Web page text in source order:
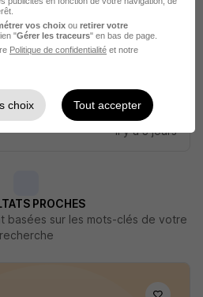
Manager
il y a 3 jours
PROCHES
basées sur les mots-clés de votre
recherche
vos choix ou retirer votre
"Gérer les traceurs" en bas de page.
Politique de confidentialité et notre
choix Tout accepter